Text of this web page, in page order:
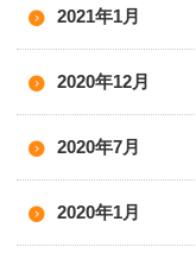
2021年1月
2020年12月
2020年7月
2020年1月